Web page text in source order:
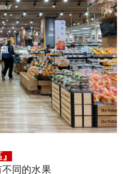
同的水果